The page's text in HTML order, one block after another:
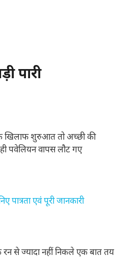
पारी
के खिलाफ शुरुआत तो अच्छी की
पवेलियन वापस लौट गए
एवं पूरी जानकारी
से ज्यादा नहीं निकले एक बात तय